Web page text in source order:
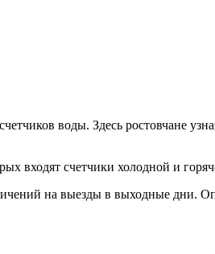
воды. Здесь ростовчане
входят счетчики холодной и
на выезды в выходные дни.